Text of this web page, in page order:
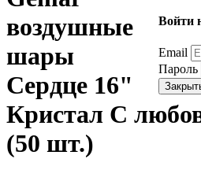
Войти
Email
Пароль
воздушные
шары
Сердце 16"
Кристал С
(50 шт.)